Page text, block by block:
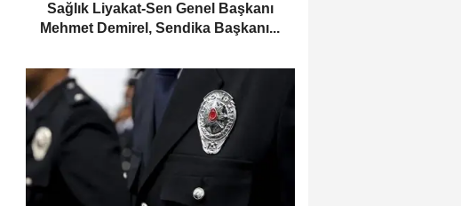
​Sağlık Liyakat-Sen Genel Başkanı
Mehmet Demirel, Sendika Başkanı...